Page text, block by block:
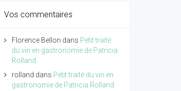
Vos commentaires
Florence Bellon dans Petit traité
du vin en gastronomie de Patricia
Rolland
rolland dans Petit traité du vin en
gastronomie de Patricia Rolland